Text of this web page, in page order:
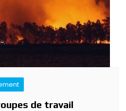
de travail